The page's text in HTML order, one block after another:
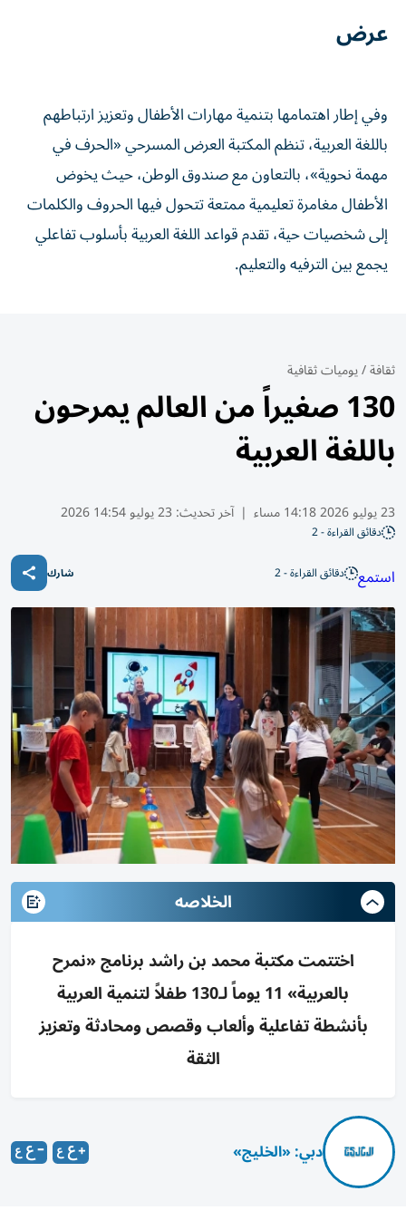
عرض
وفي إطار اهتمامها بتنمية مهارات الأطفال وتعزيز ارتباطهم
باللغة العربية، تنظم المكتبة العرض المسرحي «الحرف في
مهمة نحوية»، بالتعاون مع صندوق الوطن، حيث يخوض
الأطفال مغامرة تعليمية ممتعة تتحول فيها الحروف والكلمات
إلى شخصيات حية، تقدم قواعد اللغة العربية بأسلوب تفاعلي
يجمع بين الترفيه والتعليم.
ثقافة/يوميات ثقافية
130 صغيراً من العالم يمرحون
باللغة العربية
23 يوليو 2026 14:18 مساء | آخر تحديث: 23 يوليو 14:54 2026
دقائق القراءة - 2
استمع دقائق القراءة - 2 شارك
الخلاصه
اختتمت مكتبة محمد بن راشد برنامج «نمرح
بالعربية» 11 يوماً لـ130 طفلاً لتنمية العربية
بأنشطة تفاعلية وألعاب وقصص ومحادثة وتعزيز
الثقة
دبي: «الخليج»